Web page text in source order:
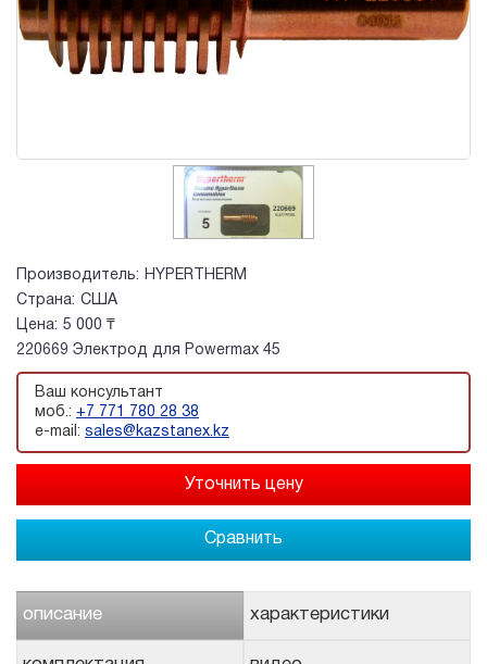
Производитель:
HYPERTHERM
Страна: США
Цена: 5 000 ₸
220669 Электрод для Powermax 45
Ваш консультант
моб.: +7 771 780 28 38
e-mail: sales@kazstanex.kz
Сравнить
описание характеристики